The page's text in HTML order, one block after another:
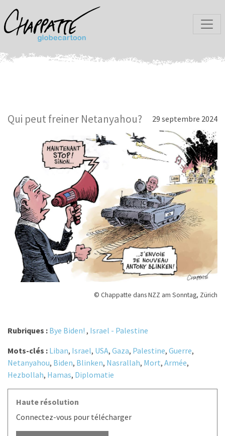
Qui peut freiner Netanyahou? 29 septembre 2024
© Chappatte dans NZZ am Sonntag, Zürich
Rubriques : Bye Biden! , Israel - Palestine
Mots-clés : Liban, Israel, USA, Gaza, Palestine, Guerre,
Netanyahou, Biden, Blinken, Nasrallah, Mort, Armée,
Hezbollah, Hamas, Diplomatie
Haute résolution
Connectez-vous pour télécharger